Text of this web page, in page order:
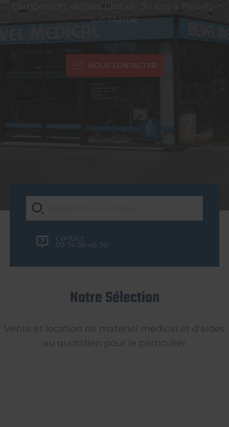
compétents depuis plus de 30 ans à Neuilly-
sur-Marne.
NOUS CONTACTER
Contact
09 74 56 46 30
Notre Sélection
Vente et location de matériel médical et d'aides
au quotidien pour le particulier